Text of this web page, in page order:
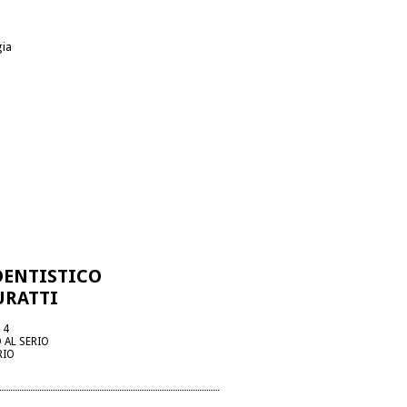
4
SERIO